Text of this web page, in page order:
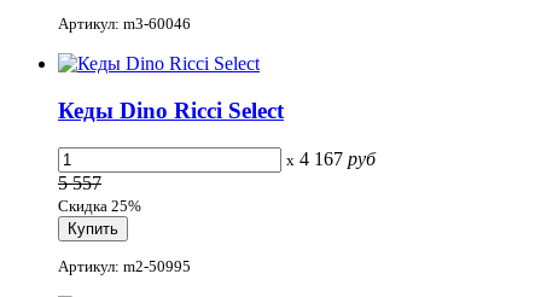
Артикул: m3-60046
Кеды Dino Ricci Select
x 4 167 руб
5 557
Скидка 25%
Артикул: m2-50995